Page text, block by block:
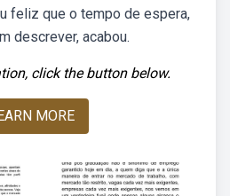
feliz que o tempo de espera,
descrever, acabou.
click the button below.
MORE